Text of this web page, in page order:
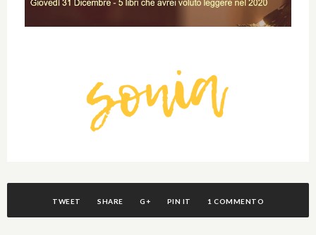
TWEET SHARE G+ PIN IT 1 COMMENTO